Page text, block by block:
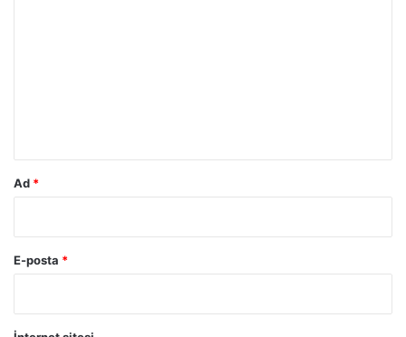
Ad *
E-posta *